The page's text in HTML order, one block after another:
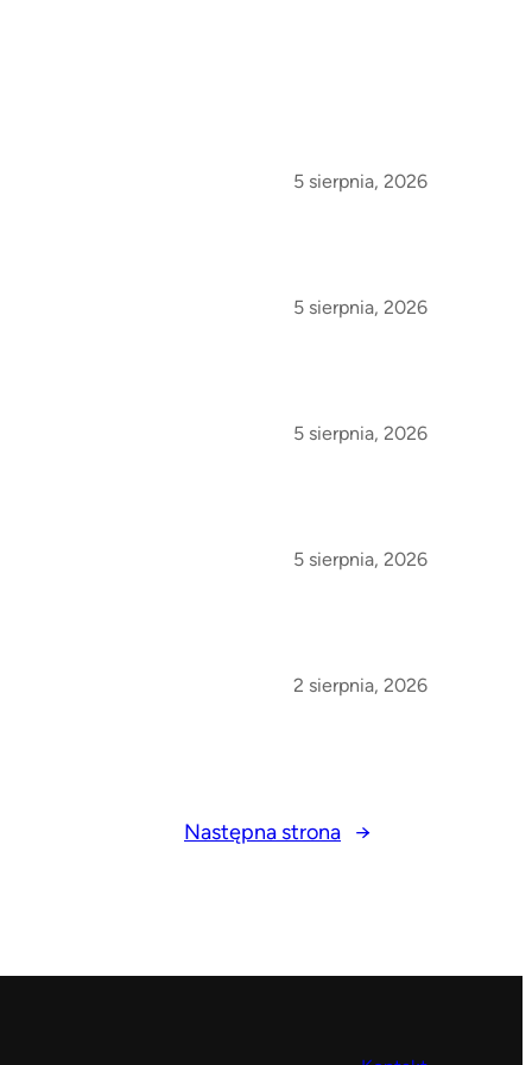
5 sierpnia, 2026
5 sierpnia, 2026
5 sierpnia, 2026
5 sierpnia, 2026
2 sierpnia, 2026
Następna strona →